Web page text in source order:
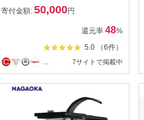
寄付金額:50,000円
還元率 48%
5.0 （6件）
7サイトで掲載中